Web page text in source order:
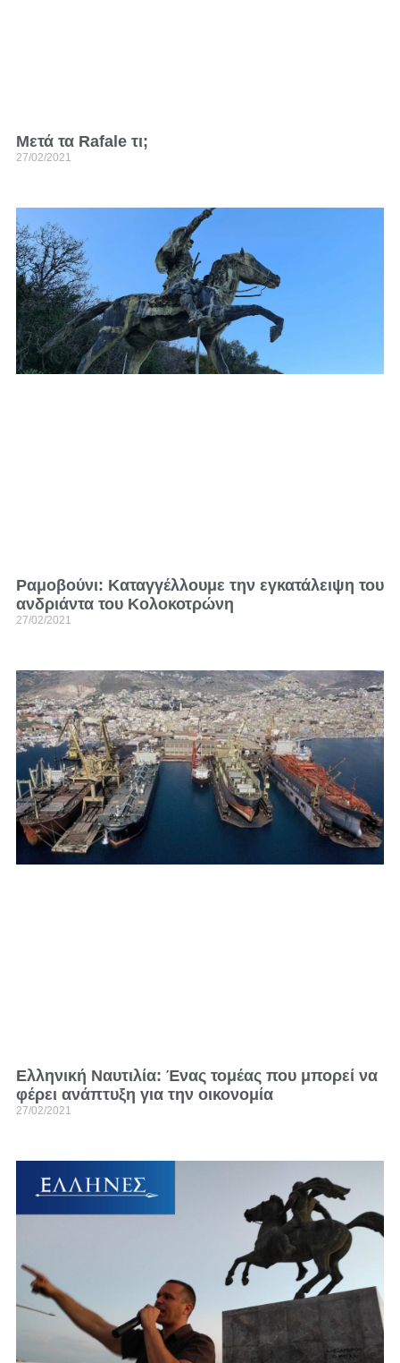
Μετά τα Rafale τι;
27/02/2021
Ραμοβούνι: Καταγγέλλουμε την εγκατάλειψη του
ανδριάντα του Κολοκοτρώνη
27/02/2021
Ελληνική Ναυτιλία: Ένας τομέας που μπορεί να
φέρει ανάπτυξη για την οικονομία
27/02/2021